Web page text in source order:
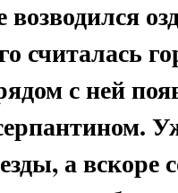
считалась
с ней
а вскоре